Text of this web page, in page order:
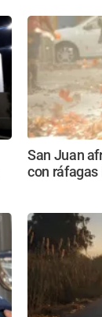
San Juan
con